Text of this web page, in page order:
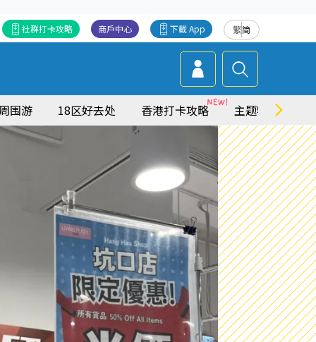
繁简
下載 App
商戶中心
社群打卡攻略
围游 18区好去处 香港打卡攻略 主题特集